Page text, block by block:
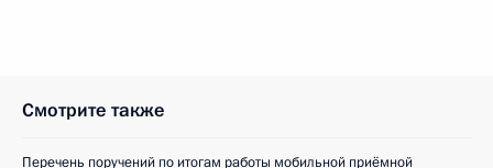
Смотрите также
Перечень поручений по итогам работы мобильной приёмной